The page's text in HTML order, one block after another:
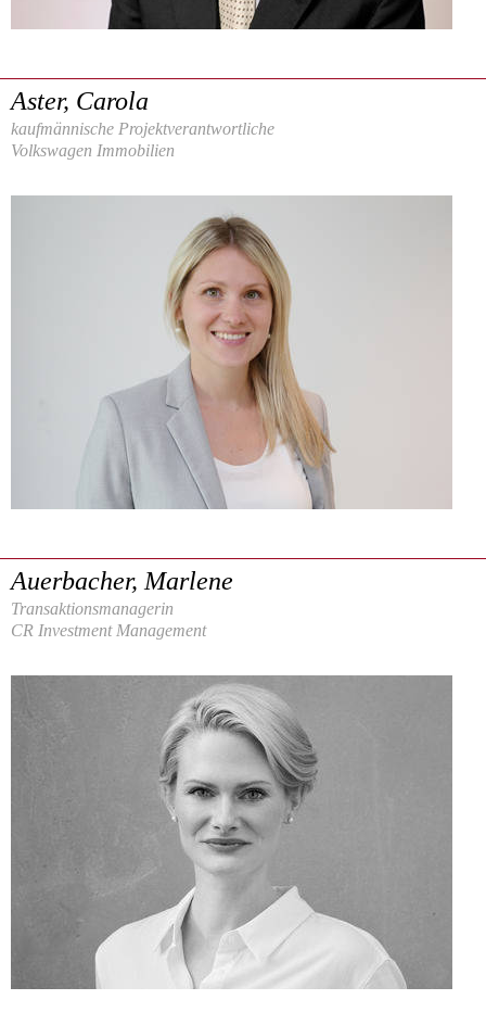
Aster, Carola
kaufmännische Projektverantwortliche
Volkswagen Immobilien
Auerbacher, Marlene
Transaktionsmanagerin
CR Investment Management